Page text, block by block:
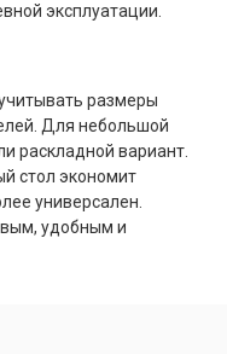
эксплуатации.
размеры
Для небольшой
раскладной вариант.
стол экономит
универсален.
удобным и